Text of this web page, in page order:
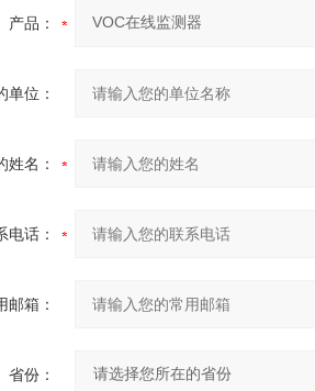
产品：
单位：
姓名：
电话：
邮箱：
省份：